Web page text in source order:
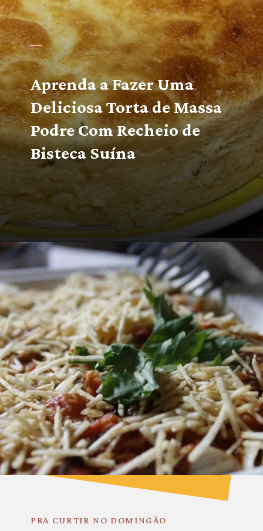
Aprenda a Fazer Uma
Deliciosa Torta de Massa
Podre Com Recheio de
Bisteca Suína
PRA CURTIR NO DOMINGÃO